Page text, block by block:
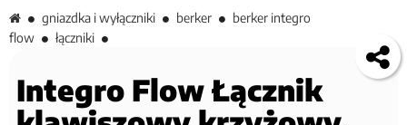
gniazdka i wyłączniki berker
berker integro
flow
łączniki
Integro Flow Łącznik